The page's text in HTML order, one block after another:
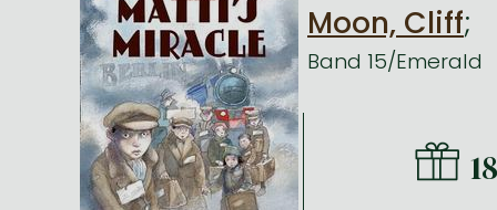
Moon, Cliff;
Band 15/Emerald